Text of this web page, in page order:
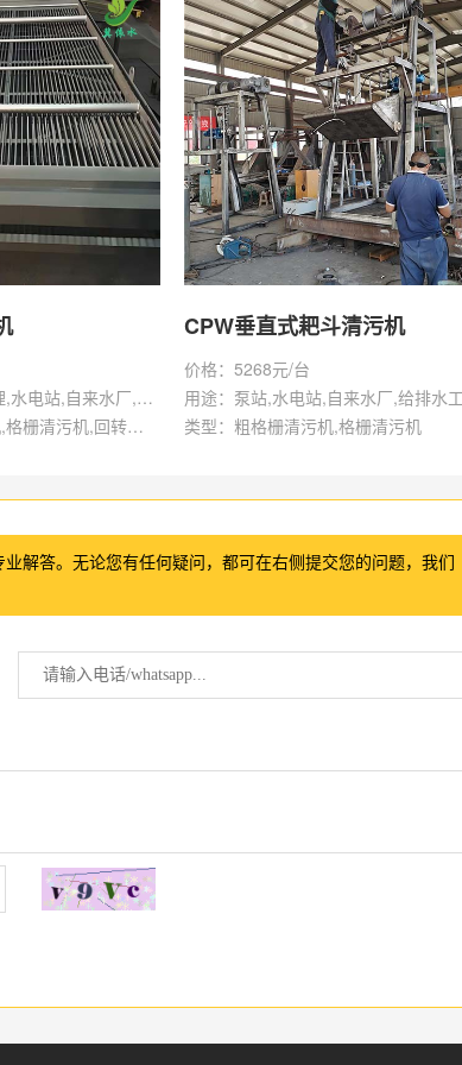
用途：泵站,污水处理,水电站,自来水厂,给排水工程
类型：粗格栅清污机,格栅清污机,回转式清污机
CPW垂直式耙斗清污机
价格：5268元/台
用途：泵站,水电站,自来水厂,给排水
类型：粗格栅清污机,格栅清污机
解答。无论您有任何疑问，都可在右侧提交您的问题，我们